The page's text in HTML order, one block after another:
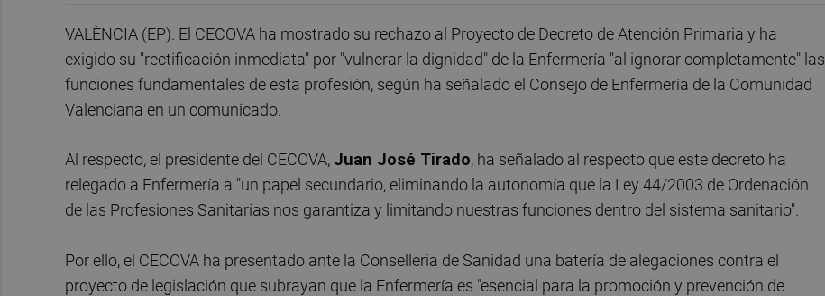
VALÈNCIA (EP). El CECOVA ha mostrado su rechazo al Proyecto de Decreto de Atención Primaria y ha
exigido su "rectificación inmediata" por "vulnerar la dignidad" de la Enfermería "al ignorar completamente" las
funciones fundamentales de esta profesión, según ha señalado el Consejo de Enfermería de la Comunidad
Valenciana en un comunicado.
Al respecto, el presidente del CECOVA, Juan José Tirado, ha señalado al respecto que este decreto ha
relegado a Enfermería a "un papel secundario, eliminando la autonomía que la Ley 44/2003 de Ordenación
de las Profesiones Sanitarias nos garantiza y limitando nuestras funciones dentro del sistema sanitario".
Por ello, el CECOVA ha presentado ante la Conselleria de Sanidad una batería de alegaciones contra el
proyecto de legislación que subrayan que la Enfermería es "esencial para la promoción y prevención de